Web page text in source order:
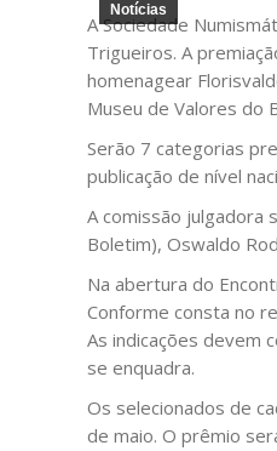
Notícias
A Sociedade
Trigueiros. A
homenagear
Museu de Valores do
Serão 7 categorias
publicação de nível
A comissão julgadora
Boletim), Oswaldo
Na abertura do
Conforme consta no
As indicações devem
se enquadra.
Os selecionados de
de maio. O prêmio